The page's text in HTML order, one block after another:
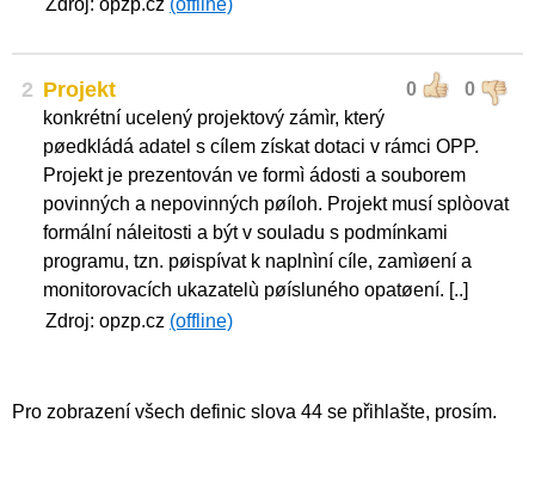
Zdroj: opzp.cz (offline)
2 0 0
Projekt
konkrétní ucelený projektový zámìr, který
pøedkládá adatel s cílem získat dotaci v rámci OPP.
Projekt je prezentován ve formì ádosti a souborem
povinných a nepovinných pøíloh. Projekt musí splòovat
formální náleitosti a být v souladu s podmínkami
programu, tzn. pøispívat k naplnìní cíle, zamìøení a
monitorovacích ukazatelù pøísluného opatøení. [..]
Zdroj: opzp.cz (offline)
Pro zobrazení všech definic slova 44 se přihlašte, prosím.